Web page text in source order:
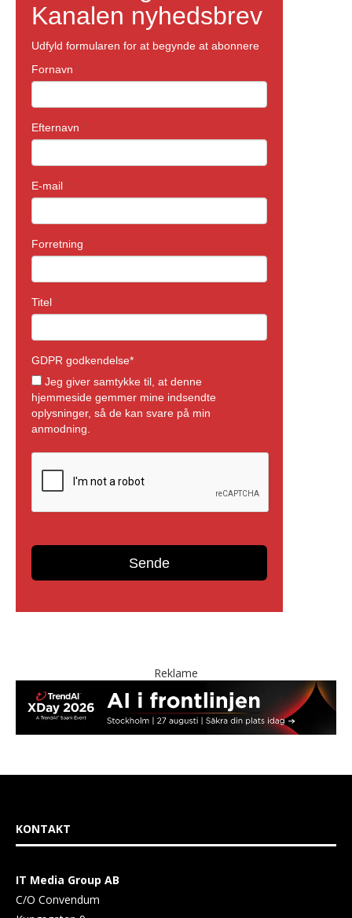
Reklame
KONTAKT
IT Media Group AB
C/O Convendum